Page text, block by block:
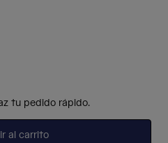
tu pedido rápido.
al carrito